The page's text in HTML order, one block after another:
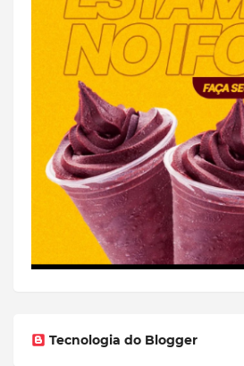
Tecnologia do Blogger